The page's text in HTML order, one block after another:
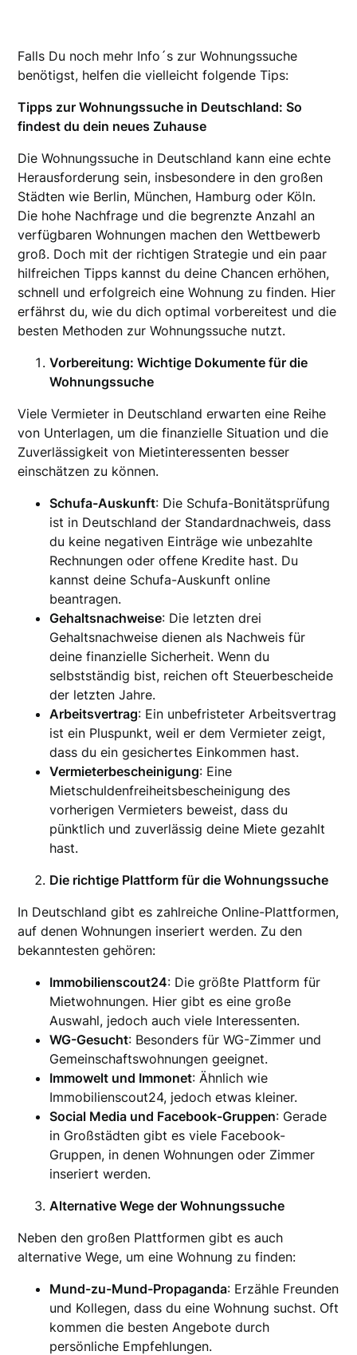
Falls Du noch mehr Info´s zur Wohnungssuche
benötigst, helfen die vielleicht folgende Tips:
Tipps zur Wohnungssuche in Deutschland: So
findest du dein neues Zuhause
Die Wohnungssuche in Deutschland kann eine echte
Herausforderung sein, insbesondere in den großen
Städten wie Berlin, München, Hamburg oder Köln.
Die hohe Nachfrage und die begrenzte Anzahl an
verfügbaren Wohnungen machen den Wettbewerb
groß. Doch mit der richtigen Strategie und ein paar
hilfreichen Tipps kannst du deine Chancen erhöhen,
schnell und erfolgreich eine Wohnung zu finden. Hier
erfährst du, wie du dich optimal vorbereitest und die
besten Methoden zur Wohnungssuche nutzt.
Vorbereitung: Wichtige Dokumente für die
Wohnungssuche
Viele Vermieter in Deutschland erwarten eine Reihe
von Unterlagen, um die finanzielle Situation und die
Zuverlässigkeit von Mietinteressenten besser
einschätzen zu können.
Schufa-Auskunft: Die Schufa-Bonitätsprüfung
ist in Deutschland der Standardnachweis, dass
du keine negativen Einträge wie unbezahlte
Rechnungen oder offene Kredite hast. Du
kannst deine Schufa-Auskunft online
beantragen.
Gehaltsnachweise: Die letzten drei
Gehaltsnachweise dienen als Nachweis für
deine finanzielle Sicherheit. Wenn du
selbstständig bist, reichen oft Steuerbescheide
der letzten Jahre.
Arbeitsvertrag: Ein unbefristeter Arbeitsvertrag
ist ein Pluspunkt, weil er dem Vermieter zeigt,
dass du ein gesichertes Einkommen hast.
Vermieterbescheinigung: Eine
Mietschuldenfreiheitsbescheinigung des
vorherigen Vermieters beweist, dass du
pünktlich und zuverlässig deine Miete gezahlt
hast.
Die richtige Plattform für die Wohnungssuche
In Deutschland gibt es zahlreiche Online-Plattformen,
auf denen Wohnungen inseriert werden. Zu den
bekanntesten gehören:
Immobilienscout24: Die größte Plattform für
Mietwohnungen. Hier gibt es eine große
Auswahl, jedoch auch viele Interessenten.
WG-Gesucht: Besonders für WG-Zimmer und
Gemeinschaftswohnungen geeignet.
Immowelt und Immonet: Ähnlich wie
Immobilienscout24, jedoch etwas kleiner.
Social Media und Facebook-Gruppen: Gerade
in Großstädten gibt es viele Facebook-
Gruppen, in denen Wohnungen oder Zimmer
inseriert werden.
Alternative Wege der Wohnungssuche
Neben den großen Plattformen gibt es auch
alternative Wege, um eine Wohnung zu finden:
Mund-zu-Mund-Propaganda: Erzähle Freunden
und Kollegen, dass du eine Wohnung suchst. Oft
kommen die besten Angebote durch
persönliche Empfehlungen.